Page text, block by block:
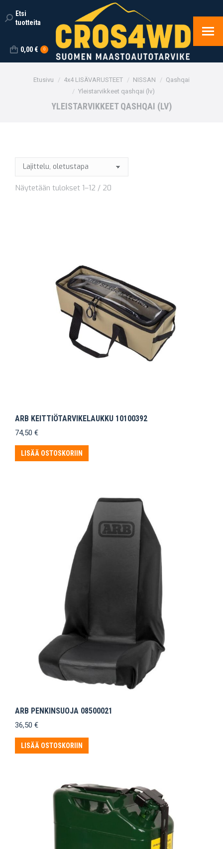
Search:
Etsi
tuotteita
0,00 € 0
You are here:
Etusivu 4x4 LISÄVARUSTEET NISSAN
Qashqai
Yleistarvikkeet qashqai (lv)
YLEISTARVIKKEET QASHQAI (LV)
Näytetään tulokset 1–12 / 20
ARB KEITTIÖTARVIKELAUKKU 10100392
74,50 €
LISÄÄ OSTOSKORIIN
ARB PENKINSUOJA 08500021
36,50 €
LISÄÄ OSTOSKORIIN